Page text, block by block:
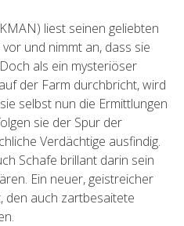
liest seinen geliebten
und nimmt an, dass sie
als ein mysteriöser
der Farm durchbricht, wird
selbst nun die Ermittlungen
sie der Spur der
Verdächtige ausfindig.
Schafe brillant darin sein
Ein neuer, geistreicher
den auch zartbesaitete